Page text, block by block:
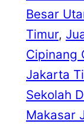
Besar
Timur,
Cipinang
Jakarta
Sekolah
Makasar